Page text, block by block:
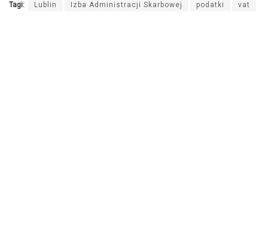
Tagi: Lublin Izba Administracji Skarbowej podatki vat